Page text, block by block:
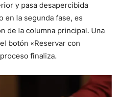
y pasa desapercibida
en la segunda fase, es
de la columna principal. Una
botón «Reservar con
finaliza.